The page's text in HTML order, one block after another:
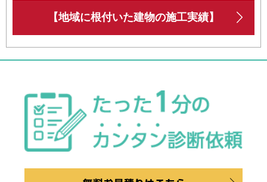
【地域に根付いた建物の施工実績】